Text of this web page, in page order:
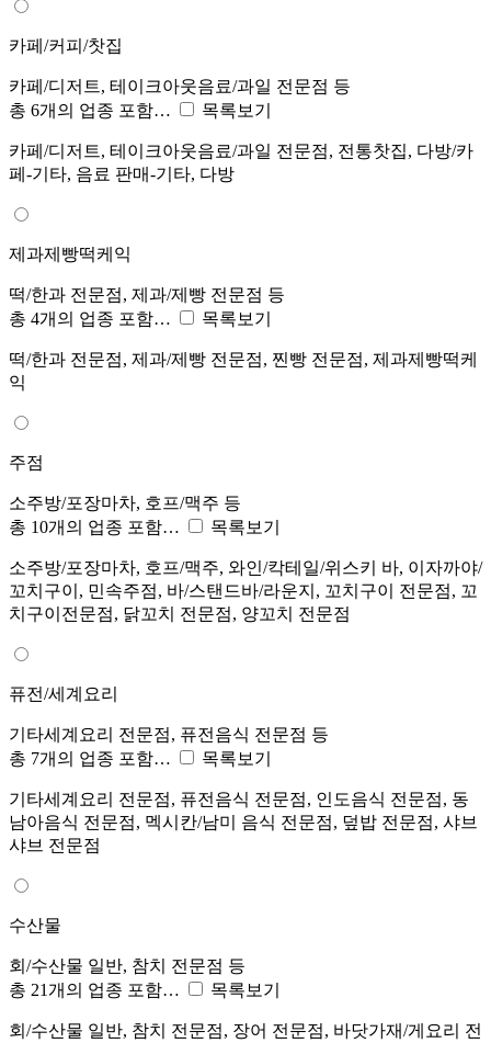
카페/커피/찻집
카페/디저트, 테이크아웃음료/과일 전문점 등
총 6개의 업종 포함…
목록보기
카페/디저트, 테이크아웃음료/과일 전문점, 전통찻집, 다방/카
페-기타, 음료 판매-기타, 다방
제과제빵떡케익
떡/한과 전문점, 제과/제빵 전문점 등
총 4개의 업종 포함…
목록보기
떡/한과 전문점, 제과/제빵 전문점, 찐빵 전문점, 제과제빵떡케
익
주점
소주방/포장마차, 호프/맥주 등
총 10개의 업종 포함…
목록보기
소주방/포장마차, 호프/맥주, 와인/칵테일/위스키 바, 이자까야/
꼬치구이, 민속주점, 바/스탠드바/라운지, 꼬치구이 전문점, 꼬
치구이전문점, 닭꼬치 전문점, 양꼬치 전문점
퓨전/세계요리
기타세계요리 전문점, 퓨전음식 전문점 등
총 7개의 업종 포함…
목록보기
기타세계요리 전문점, 퓨전음식 전문점, 인도음식 전문점, 동
남아음식 전문점, 멕시칸/남미 음식 전문점, 덮밥 전문점, 샤브
샤브 전문점
수산물
회/수산물 일반, 참치 전문점 등
총 21개의 업종 포함…
목록보기
회/수산물 일반, 참치 전문점, 장어 전문점, 바닷가재/게요리 전